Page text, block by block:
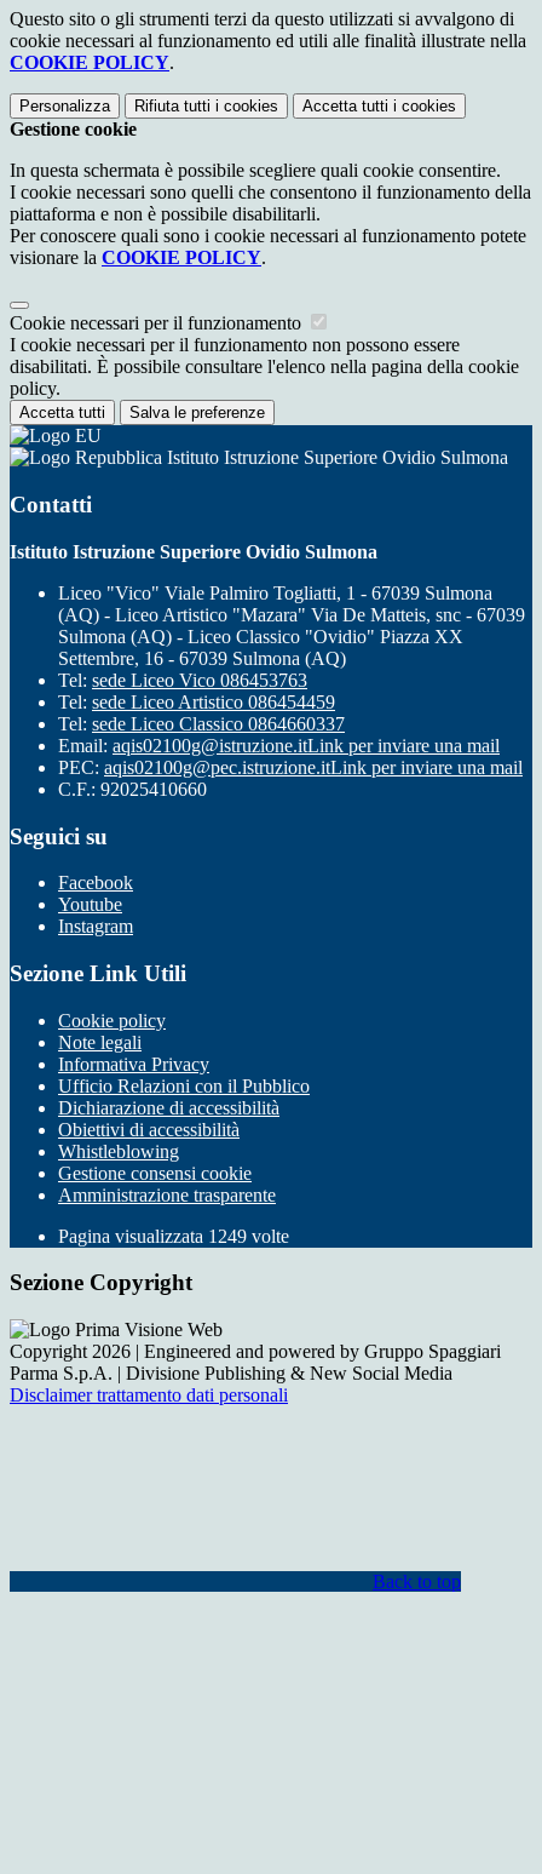
Questo sito o gli strumenti terzi da questo utilizzati si avvalgono di
cookie necessari al funzionamento ed utili alle finalità illustrate nella
COOKIE POLICY.
Personalizza Rifiuta tutti i cookies Accetta tutti i cookies
Gestione cookie
In questa schermata è possibile scegliere quali cookie consentire.
I cookie necessari sono quelli che consentono il funzionamento della
piattaforma e non è possibile disabilitarli.
Per conoscere quali sono i cookie necessari al funzionamento potete
visionare la COOKIE POLICY.
Cookie necessari per il funzionamento
I cookie necessari per il funzionamento non possono essere
disabilitati. È possibile consultare l'elenco nella pagina della cookie
policy.
Accetta tutti Salva le preferenze
Istituto Istruzione Superiore Ovidio Sulmona
Contatti
Istituto Istruzione Superiore Ovidio Sulmona
Liceo "Vico" Viale Palmiro Togliatti, 1 - 67039 Sulmona
(AQ) - Liceo Artistico "Mazara" Via De Matteis, snc - 67039
Sulmona (AQ) - Liceo Classico "Ovidio" Piazza XX
Settembre, 16 - 67039 Sulmona (AQ)
Tel: sede Liceo Vico 086453763
Tel: sede Liceo Artistico 086454459
Tel: sede Liceo Classico 0864660337
Email: aqis02100g@istruzione.itLink per inviare una mail
PEC: aqis02100g@pec.istruzione.itLink per inviare una mail
C.F.: 92025410660
Seguici su
Facebook
Youtube
Instagram
Sezione Link Utili
Cookie policy
Note legali
Informativa Privacy
Ufficio Relazioni con il Pubblico
Dichiarazione di accessibilità
Obiettivi di accessibilità
Whistleblowing
Gestione consensi cookie
Amministrazione trasparente
Pagina visualizzata 1249 volte
Sezione Copyright
Copyright 2026 | Engineered and powered by Gruppo Spaggiari
Parma S.p.A. | Divisione Publishing & New Social Media
Disclaimer trattamento dati personali
Back to top